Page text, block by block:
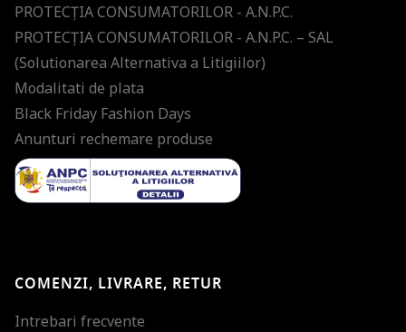
PROTECŢIA CONSUMATORILOR - A.N.P.C.
PROTECŢIA CONSUMATORILOR - A.N.P.C. – SAL
(Solutionarea Alternativa a Litigiilor)
Modalitati de plata
Black Friday Fashion Days
Anunturi rechemare produse
COMENZI, LIVRARE, RETUR
Intrebari frecvente